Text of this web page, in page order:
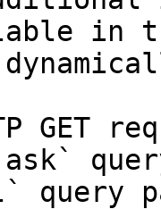
in
GET
query